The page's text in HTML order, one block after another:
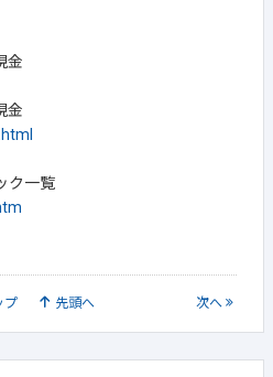
金
金
ク一覧
プ 先頭へ 次へ